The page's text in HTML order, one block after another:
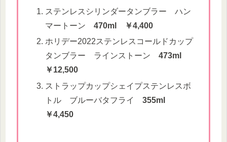
ステンレスシリンダータンブラー ハン
マートーン470ml ￥4,400
ホリデー2022ステンレスコールドカップ
タンブラー ラインストーン473ml
￥12,500
ストラップカップシェイプステンレスボ
トル ブルーバタフライ355ml
￥4,450